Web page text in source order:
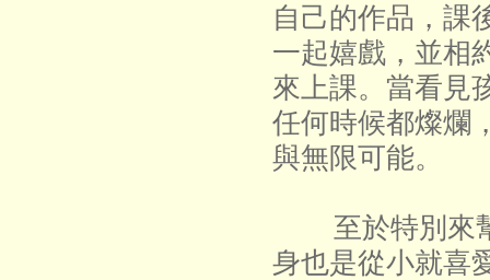
自己的作品，課
一起嬉戲，並相
來上課。當看見
任何時候都燦爛
與無限可能。
至於特別來幫
身也是從小就喜